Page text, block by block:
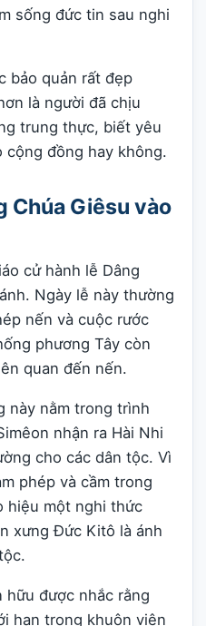
sống đức tin sau nghi
bảo quản rất đẹp
là người đã chịu
trung thực, biết yêu
đồng hay không.
Chúa Giêsu vào
cử hành lễ Dâng
Ngày lễ này thường
nến và cuộc rước
phương Tây còn
quan đến nến.
này nằm trong trình
nhận ra Hài Nhi
cho các dân tộc. Vì
phép và cầm trong
hiệu một nghi thức
xưng Đức Kitô là ánh
hữu được nhắc rằng
hạn trong khuôn viên